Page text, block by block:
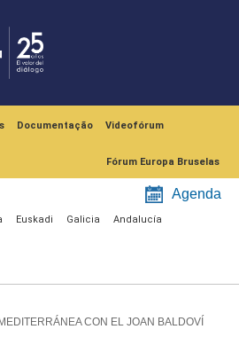
Documentação Videofórum
Fórum Europa Bruselas
Agenda
Euskadi Galicia Andalucía
CON EL JOAN BALDOVÍ